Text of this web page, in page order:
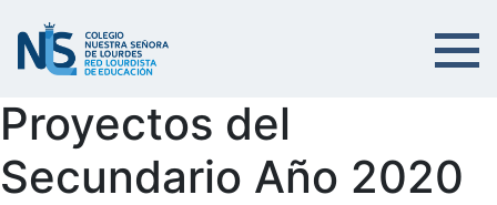
Proyectos del
Secundario Año 2020